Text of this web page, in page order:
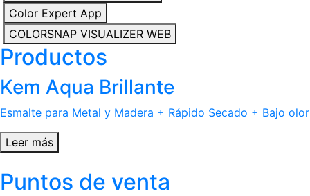
Color Expert App
COLORSNAP VISUALIZER WEB
Productos
Kem Aqua Brillante
Esmalte para Metal y Madera + Rápido Secado + Bajo olor
Leer más
Puntos de venta